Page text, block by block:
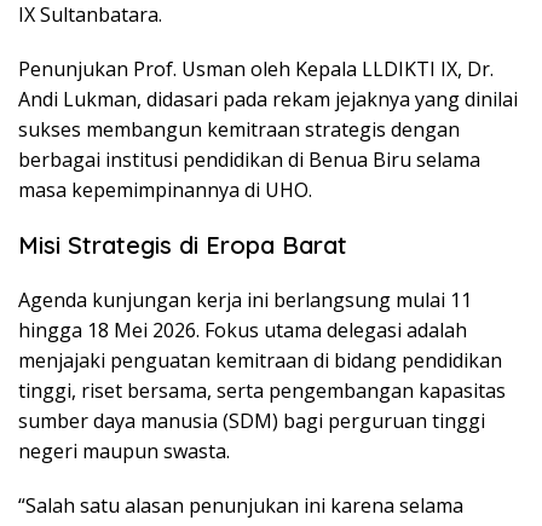
IX Sultanbatara.
Penunjukan Prof. Usman oleh Kepala LLDIKTI IX, Dr.
Andi Lukman, didasari pada rekam jejaknya yang dinilai
sukses membangun kemitraan strategis dengan
berbagai institusi pendidikan di Benua Biru selama
masa kepemimpinannya di UHO.
Misi Strategis di Eropa Barat
Agenda kunjungan kerja ini berlangsung mulai 11
hingga 18 Mei 2026. Fokus utama delegasi adalah
menjajaki penguatan kemitraan di bidang pendidikan
tinggi, riset bersama, serta pengembangan kapasitas
sumber daya manusia (SDM) bagi perguruan tinggi
negeri maupun swasta.
“Salah satu alasan penunjukan ini karena selama